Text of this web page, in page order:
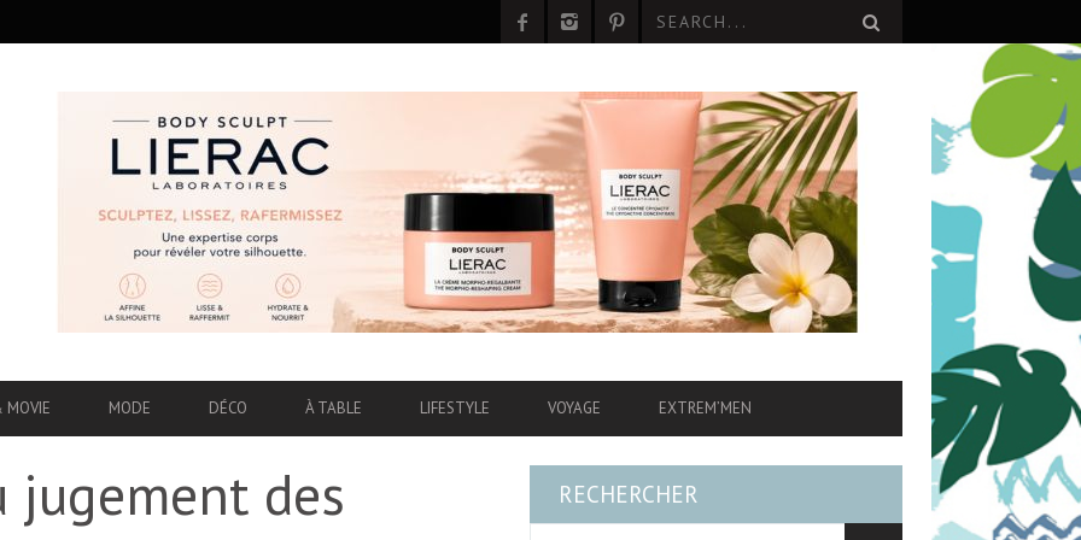
MOVIE MODE DÉCO À TABLE LIFESTYLE VOYAGE EXTREM’MEN
jugement des
RECHERCHER